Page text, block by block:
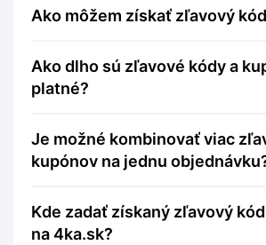
Ako môžem získať zľavový
Ako dlho sú zľavové kódy a kupóny
platné?
Je možné kombinovať viac zľavových
kupónov na jednu
Kde zadať získaný zľavový kód pri nákupe
na 4ka.sk?